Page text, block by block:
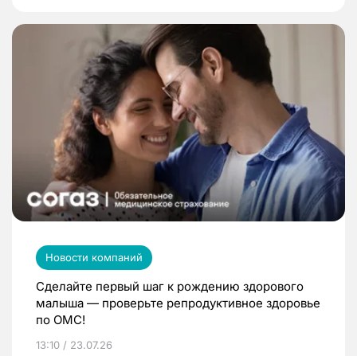
Новости компаний
Сделайте первый шаг к рождению здорового
малыша — проверьте репродуктивное здоровье
по ОМС!
13:10 / 23.07.26